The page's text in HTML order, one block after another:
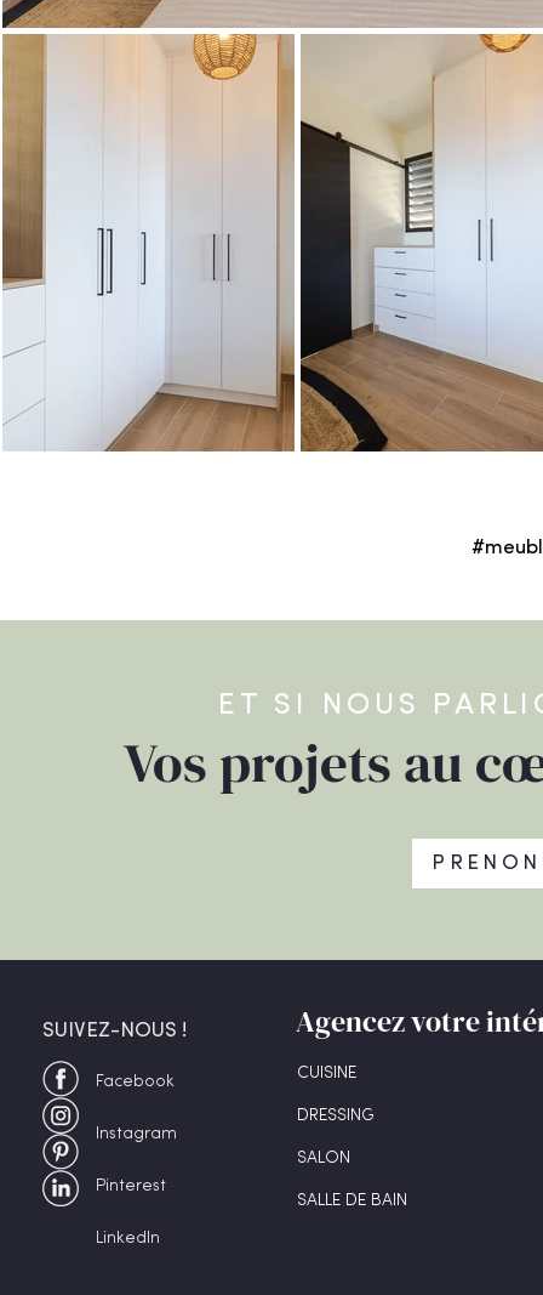
ET SI NOUS
Vos projets au
SUIVEZ-NOUS !
Facebook
Instagram
Pinterest
LinkedIn
Agencez votre
CUISINE
DRESSING
SALON
SALLE DE BAIN